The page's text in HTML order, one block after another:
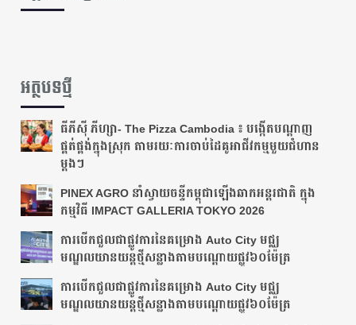
អត្ថបទថ្មី
ធីភីស៊ី ភីហ្សា- The Pizza Cambodia ៖ បង្កើតបណ្តាញ
ផ្គត់ផ្គង់ក្នុងស្រុក តាមរយៈការចាប់ដៃគូអាជីវកម្មមួយជំហាន
ម្តងៗ
PINEX AGRO នាំស្វាយចន្ទីកម្ពុជាឡើងឆាកអន្តរជាតិ ក្នុង
កម្មវិធី IMPACT GALLERIA TOKYO 2026
ការបើកជួលជាផ្លូវការនៃគម្រោង Auto City មជ្ឈ
មណ្ឌលយានយន្តថ្មីសន្លាងតាមបណ្ដោយ​ផ្លូវ​៦០ម៉ែត្រ
ការបើកជួលជាផ្លូវការនៃគម្រោង Auto City មជ្ឈ
មណ្ឌលយានយន្តថ្មីសន្លាងតាមបណ្ដោយ​ផ្លូវ​៦០ម៉ែត្រ